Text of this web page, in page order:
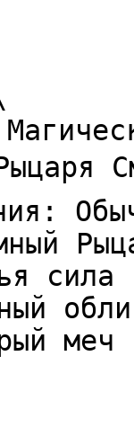
сила
меч